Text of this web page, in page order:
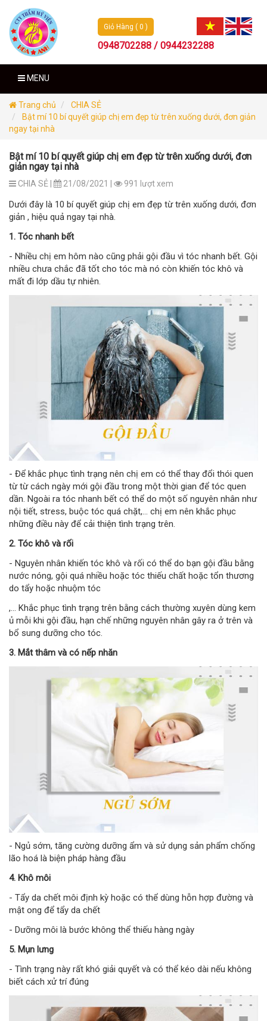
Giỏ Hàng ( 0 )
0948702288 / 0944232288
MENU
Trang chủ
CHIA SẺ
Bật mí 10 bí quyết giúp chị em đẹp từ trên xuống dưới, đơn giản
ngay tại nhà
Bật mí 10 bí quyết giúp chị em đẹp từ trên xuống dưới, đơn
giản ngay tại nhà
CHIA SẺ | 21/08/2021 | 991 lượt xem
Dưới đây là 10 bí quyết giúp chị em đẹp từ trên xuống dưới, đơn
giản , hiệu quả ngay tại nhà.
1. Tóc nhanh bết
- Nhiều chị em hôm nào cũng phải gội đầu vì tóc nhanh bết. Gội
nhiều chưa chắc đã tốt cho tóc mà nó còn khiến tóc khô và
mất đi lớp dầu tự nhiên.
- Để khắc phục tình trạng nên chị em có thể thay đổi thói quen
từ từ cách ngày mới gội đầu trong một thời gian để tóc quen
dần. Ngoài ra tóc nhanh bết có thể do một số nguyên nhân như
nội tiết, stress, buộc tóc quá chặt,... chị em nên khắc phục
những điều này để cải thiện tình trạng trên.
2. Tóc khô và rối
- Nguyên nhân khiến tóc khô và rối có thể do bạn gội đầu bằng
nước nóng, gội quá nhiều hoặc tóc thiếu chất hoặc tổn thương
do tẩy hoặc nhuộm tóc
,... Khắc phục tình trạng trên bằng cách thường xuyên dùng kem
ủ mỗi khi gội đầu, hạn chế những nguyên nhân gây ra ở trên và
bổ sung dưỡng cho tóc.
3. Mắt thâm và có nếp nhăn
- Ngủ sớm, tăng cường dưỡng ẩm và sử dụng sản phẩm chống
lão hoá là biện pháp hàng đầu
4. Khô môi
- Tẩy da chết môi định kỳ hoặc có thể dùng hỗn hợp đường và
mật ong để tẩy da chết
- Dưỡng môi là bước không thể thiếu hàng ngày
5. Mụn lưng
- Tình trạng này rất khó giải quyết và có thể kéo dài nếu không
biết cách xử trí đúng